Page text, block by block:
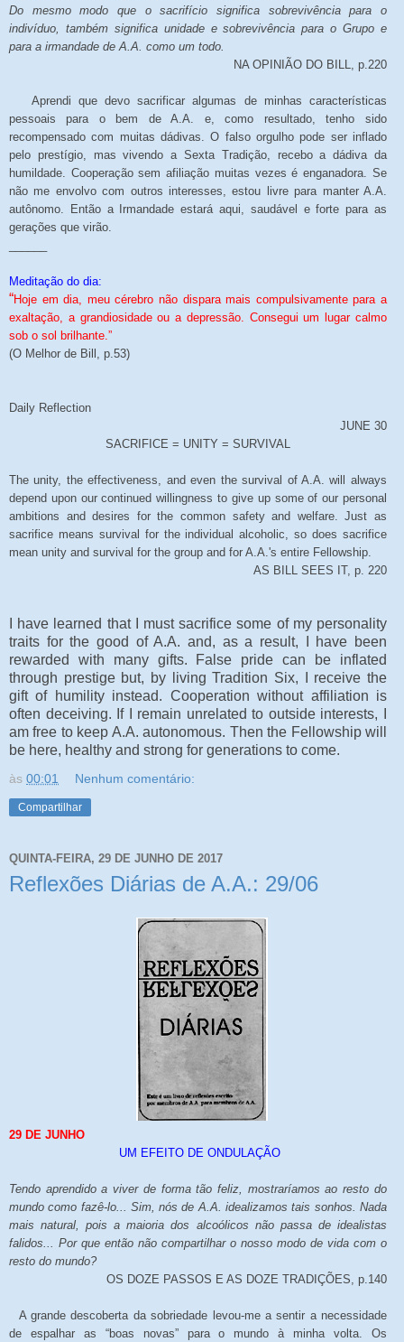
Do mesmo modo que o sacrifício significa sobrevivência para o
indivíduo, também significa unidade e sobrevivência para o Grupo e
para a irmandade de A.A. como um todo.
NA OPINIÃO DO BILL, p.220
Aprendi que devo sacrificar algumas de minhas características
pessoais para o bem de A.A. e, como resultado, tenho sido
recompensado com muitas dádivas. O falso orgulho pode ser inflado
pelo prestígio, mas vivendo a Sexta Tradição, recebo a dádiva da
humildade. Cooperação sem afiliação muitas vezes é enganadora. Se
não me envolvo com outros interesses, estou livre para manter A.A.
autônomo. Então a Irmandade estará aqui, saudável e forte para as
gerações que virão.
Meditação do dia:
“Hoje em dia, meu cérebro não dispara mais compulsivamente para a
exaltação, a grandiosidade ou a depressão. Consegui um lugar calmo
sob o sol brilhante.”
(O Melhor de Bill, p.53)
Daily Reflection
JUNE 30
SACRIFICE = UNITY = SURVIVAL
The unity, the effectiveness, and even the survival of A.A. will always
depend upon our continued willingness to give up some of our personal
ambitions and desires for the common safety and welfare. Just as
sacrifice means survival for the individual alcoholic, so does sacrifice
mean unity and survival for the group and for A.A.'s entire Fellowship.
AS BILL SEES IT, p. 220
I have learned that I must sacrifice some of my personality
traits for the good of A.A. and, as a result, I have been
rewarded with many gifts. False pride can be inflated
through prestige but, by living Tradition Six, I receive the
gift of humility instead. Cooperation without affiliation is
often deceiving. If I remain unrelated to outside interests, I
am free to keep A.A. autonomous. Then the Fellowship will
be here, healthy and strong for generations to come.
às 00:01 Nenhum comentário:
Compartilhar
QUINTA-FEIRA, 29 DE JUNHO DE 2017
Reflexões Diárias de A.A.: 29/06
29 DE JUNHO
UM EFEITO DE ONDULAÇÃO
Tendo aprendido a viver de forma tão feliz, mostraríamos ao resto do
mundo como fazê-lo... Sim, nós de A.A. idealizamos tais sonhos. Nada
mais natural, pois a maioria dos alcoólicos não passa de idealistas
falidos... Por que então não compartilhar o nosso modo de vida com o
resto do mundo?
OS DOZE PASSOS E AS DOZE TRADIÇÕES, p.140
A grande descoberta da sobriedade levou-me a sentir a necessidade
de espalhar as “boas novas” para o mundo à minha volta. Os